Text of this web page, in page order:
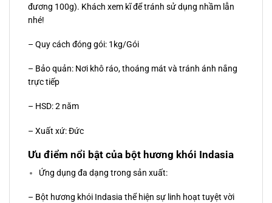
đương 100g). Khách xem kĩ để tránh sử dụng nhầm lẫn
nhé!
– Quy cách đóng gói: 1kg/Gói
– Bảo quản: Nơi khô ráo, thoáng mát và tránh ánh nắng
trực tiếp
– HSD: 2 năm
– Xuất xứ: Đức
Ưu điểm nổi bật của bột hương khói Indasia
Ứng dụng đa dạng trong sản xuất:
– Bột hương khói Indasia thể hiện sự linh hoạt tuyệt vời